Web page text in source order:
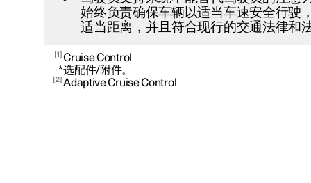
始终负责确保车辆以适当车速安全行驶
适当距离，并且符合现行的交通法律和
1 Cruise Control
*选配件/附件。
2 Adaptive Cruise Control